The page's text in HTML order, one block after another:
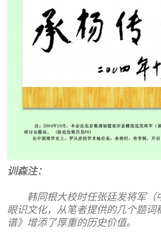
训森注：
韩同根大校时任张廷发将军
眼识文化，从笔者提供的几个题
谱》增添了厚重的历史价值。